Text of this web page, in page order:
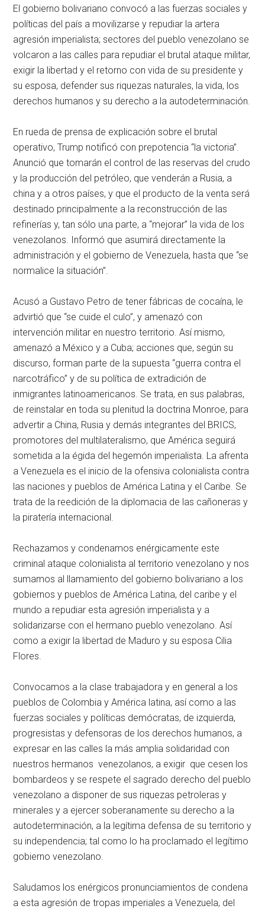
El gobierno bolivariano convocó a las fuerzas sociales y
políticas del país a movilizarse y repudiar la artera
agresión imperialista; sectores del pueblo venezolano se
volcaron a las calles para repudiar el brutal ataque militar,
exigir la libertad y el retorno con vida de su presidente y
su esposa, defender sus riquezas naturales, la vida, los
derechos humanos y su derecho a la autodeterminación.
En rueda de prensa de explicación sobre el brutal
operativo, Trump notificó con prepotencia “la victoria”.
Anunció que tomarán el control de las reservas del crudo
y la producción del petróleo, que venderán a Rusia, a
china y a otros países, y que el producto de la venta será
destinado principalmente a la reconstrucción de las
refinerías y, tan sólo una parte, a “mejorar” la vida de los
venezolanos. Informó que asumirá directamente la
administración y el gobierno de Venezuela, hasta que “se
normalice la situación”.
Acusó a Gustavo Petro de tener fábricas de cocaína, le
advirtió que “se cuide el culo”, y amenazó con
intervención militar en nuestro territorio. Así mismo,
amenazó a México y a Cuba; acciones que, según su
discurso, forman parte de la supuesta “guerra contra el
narcotráfico” y de su política de extradición de
inmigrantes latinoamericanos. Se trata, en sus palabras,
de reinstalar en toda su plenitud la doctrina Monroe, para
advertir a China, Rusia y demás integrantes del BRICS,
promotores del multilateralismo, que América seguirá
sometida a la égida del hegemón imperialista. La afrenta
a Venezuela es el inicio de la ofensiva colonialista contra
las naciones y pueblos de América Latina y el Caribe. Se
trata de la reedición de la diplomacia de las cañoneras y
la piratería internacional.
Rechazamos y condenamos enérgicamente este
criminal ataque colonialista al territorio venezolano y nos
sumamos al llamamiento del gobierno bolivariano a los
gobiernos y pueblos de América Latina, del caribe y el
mundo a repudiar esta agresión imperialista y a
solidarizarse con el hermano pueblo venezolano. Así
como a exigir la libertad de Maduro y su esposa Cilia
Flores.
Convocamos a la clase trabajadora y en general a los
pueblos de Colombia y América latina, así como a las
fuerzas sociales y políticas demócratas, de izquierda,
progresistas y defensoras de los derechos humanos, a
expresar en las calles la más amplia solidaridad con
nuestros hermanos venezolanos, a exigir que cesen los
bombardeos y se respete el sagrado derecho del pueblo
venezolano a disponer de sus riquezas petroleras y
minerales y a ejercer soberanamente su derecho a la
autodeterminación, a la legítima defensa de su territorio y
su independencia; tal como lo ha proclamado el legítimo
gobierno venezolano.
Saludamos los enérgicos pronunciamientos de condena
a esta agresión de tropas imperiales a Venezuela, del